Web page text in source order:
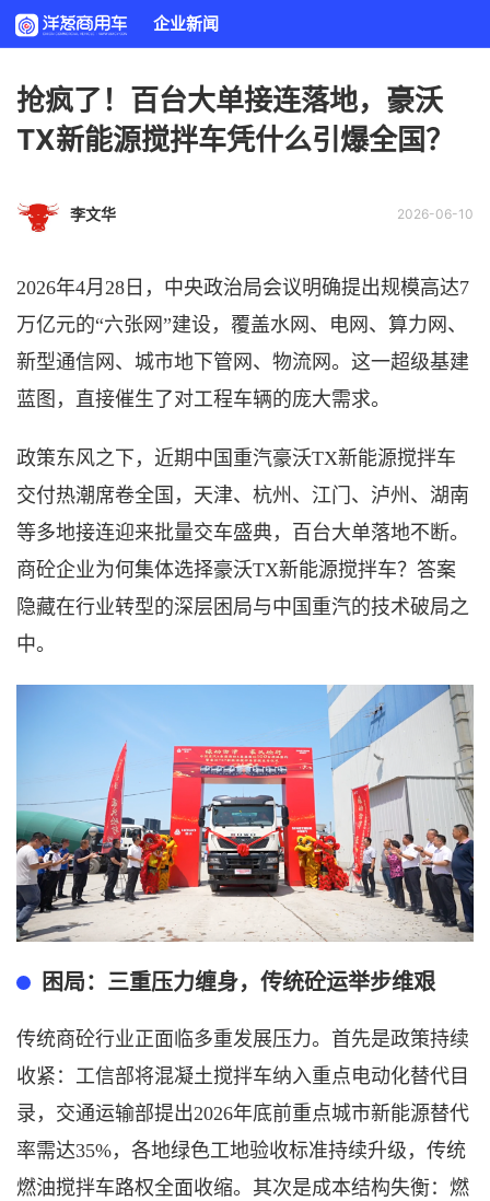
企业新闻
抢疯了！百台大单接连落地，豪沃
TX新能源搅拌车凭什么引爆全国？
2026-06-10
李文华
2026年4月 28日 ，中央政治局会议明确提出规模高达7
万亿元的“六张网”建设 ， 覆盖水网、电网、算力网、
新型通信网、城市地下管网、物流网。这一超级基建
蓝图，直接催生了对工程车辆的庞大需求。
政策东风之下， 近期中国重汽豪沃TX新能源搅拌车
交付热潮席卷全国， 天津、杭州、江门、泸州、湖南
等多地接连迎来批量交车盛典，百台大单落地不断。
商砼企业为何集体选择豪沃TX新能源搅拌车？答案
隐藏在行业转型的深层困局与中国重汽的技术破局之
中。
困局： 三重压力缠身，传统砼运举步维艰
传统商砼行业正面临多重发展压力。首先是政策持续
收紧：工信部将混凝土搅拌车纳入重点电动化替代目
录，交通运输部提出2026年底前重点城市新能源替代
率需达35%， 各地绿色工地验收标准持续升级，传统
燃油搅拌车路权全面收缩。其次是成本结构失衡：燃